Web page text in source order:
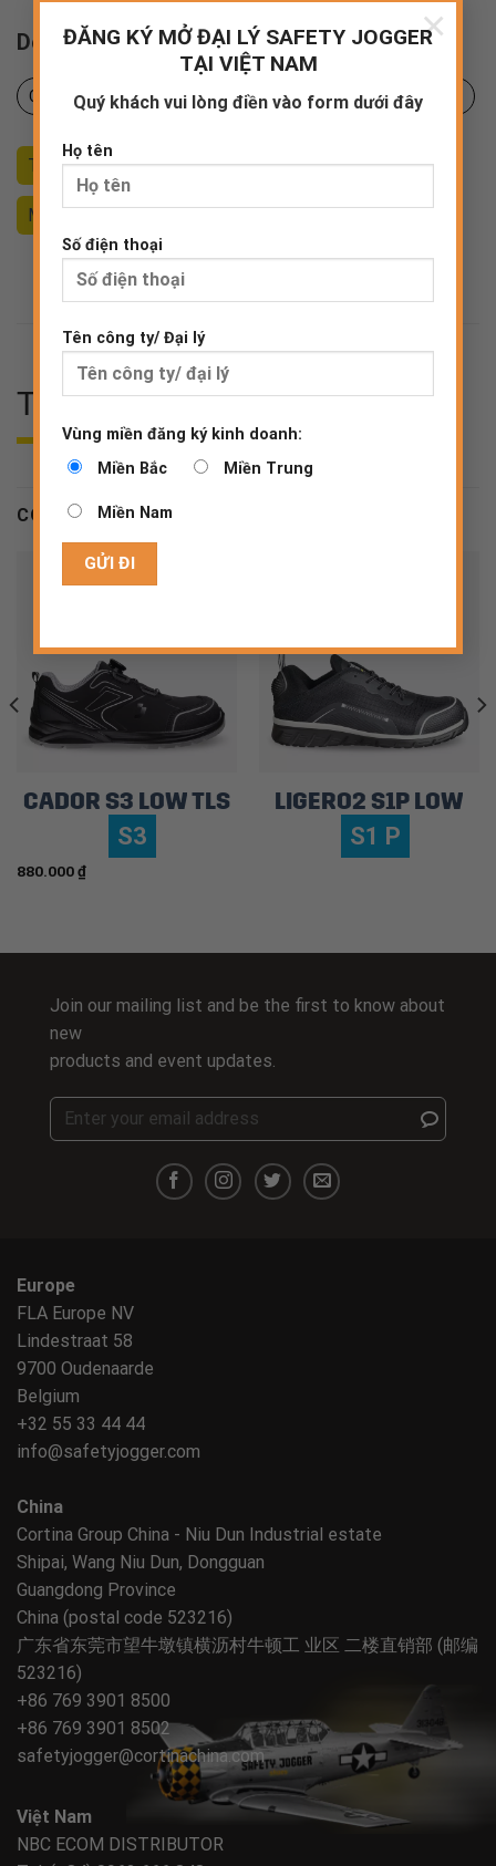
ĐĂNG KÝ MỞ ĐẠI LÝ SAFETY JOGGER
TẠI VIỆT NAM
Quý khách vui lòng điền vào form dưới đây
Họ tên
Số điện thoại
Tên công ty/ Đại lý
Vùng miền đăng ký kinh doanh:
Miền Bắc
Miền Trung
Miền Nam
×
Downloads
Certificates Product sheet Declaration of Conformity
Tư vấn Đăng ký đại lý
Mua sử dụng(Doanh nghiệp)
THÔNG SỐ KỸ THUẬT
CÓ THỂ BẠN QUAN TÂM
CADOR S3 LOW TLS
S3
880.000₫
LIGERO2 S1P LOW
S1 P
Join our mailing list and be the first to know about
new
products and event updates.
Europe
FLA Europe NV
Lindestraat 58
9700 Oudenaarde
Belgium
+32 55 33 44 44
info@safetyjogger.com
China
Cortina Group China - Niu Dun Industrial estate
Shipai, Wang Niu Dun, Dongguan
Guangdong Province
China (postal code 523216)
广东省东莞市望牛墩镇横沥村牛顿工 业区 二楼直销部 (邮编
523216)
+86 769 3901 8500
+86 769 3901 8502
safetyjogger@cortinachina.com
Việt Nam
NBC ECOM DISTRIBUTOR